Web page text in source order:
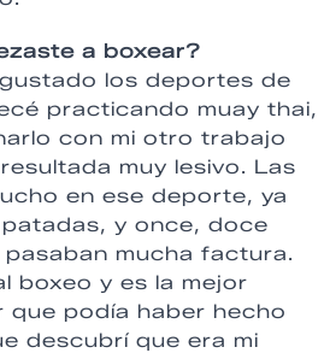
a boxear?
los deportes de
practicando muay thai,
con mi otro trabajo
muy lesivo. Las
en ese deporte, ya
y once, doce
mucha factura.
boxeo y es la mejor
que podía haber hecho
descubrí que era mi